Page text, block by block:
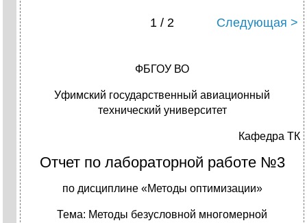
1 / 2 Следующая >
ФБГОУ ВО
Уфимский государственный авиационный
технический университет
Кафедра ТК
Отчет по лабораторной работе №3
по дисциплине «Методы оптимизации»
Тема: Методы безусловной многомерной